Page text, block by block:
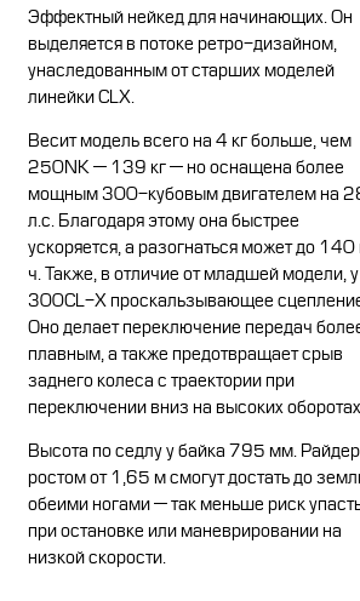
Эффектный нейкед для начинающих. Он
выделяется в потоке ретро-дизайном,
унаследованным от старших моделей
линейки CLX.
Весит модель всего на 4 кг больше, чем
250NK — 139 кг — но оснащена более
мощным 300-кубовым двигателем на
л.с. Благодаря этому она быстрее
ускоряется, а разогнаться может до
ч. Также, в отличие от младшей модели, у
300CL-X проскальзывающее
Оно делает переключение передач
плавным, а также предотвращает срыв
заднего колеса с траектории при
переключении вниз на высоких
Высота по седлу у байка 795 мм.
ростом от 1,65 м смогут достать до
обеими ногами — так меньше риск
при остановке или маневрировании на
низкой скорости.